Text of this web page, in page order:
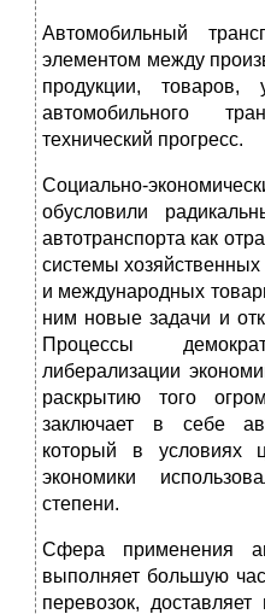
Автомобильный
элементом между
продукции, товаров,
автомобильного
технический прогресс.
Социально-
обусловили
автотранспорта как
системы хозяйственных
и международных
ним новые задачи и
Процессы
либерализации
раскрытию того
заключает в себе
который в условиях
экономики
степени.
Сфера применения
выполняет большую
перевозок,